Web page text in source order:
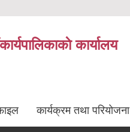
कार्यालय
कार्यक्रम तथा परियोजना